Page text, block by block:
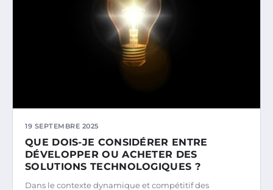
19 SEPTEMBRE 2025
QUE DOIS-JE CONSIDÉRER ENTRE
DÉVELOPPER OU ACHETER DES
SOLUTIONS TECHNOLOGIQUES ?
Dans le contexte dynamique et compétitif des